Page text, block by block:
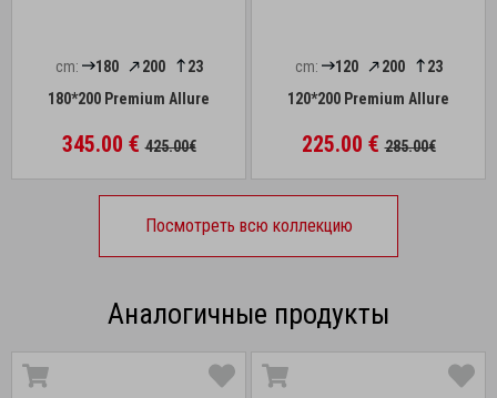
cm: 180 200
23
180*200 Premium Allure
345.00 €425.00€
cm: 120 200
23
120*200 Premium Allure
225.00 €285.00€
Посмотреть всю коллекцию
Аналогичные продукты